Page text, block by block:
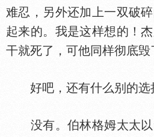
难忍，另外还加上一双破
起来的。我是这样想的！
干就死了，可他同样彻底毁
好吧，还有什么别的选
没有。伯林格姆太太以